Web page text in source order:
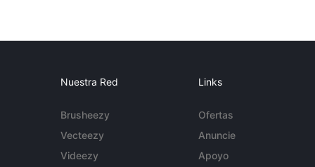
Nuestra Red
Brusheezy
Vecteezy
Videezy
Links
Ofertas
Anuncie
Apoyo